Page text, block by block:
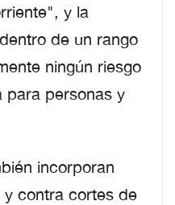
y la
de un rango
ningún riesgo
para personas y
incorporan
contra cortes de